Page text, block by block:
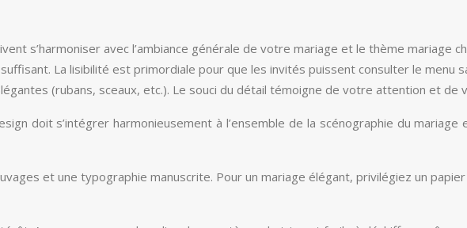
s’harmoniser avec l’ambiance générale de votre mariage et le thème mariage
La lisibilité est primordiale pour que les invités puissent consulter le menu
(rubans, sceaux, etc.). Le souci du détail témoigne de votre attention et de
doit s’intégrer harmonieusement à l’ensemble de la scénographie du
et une typographie manuscrite. Pour un mariage élégant, privilégiez un